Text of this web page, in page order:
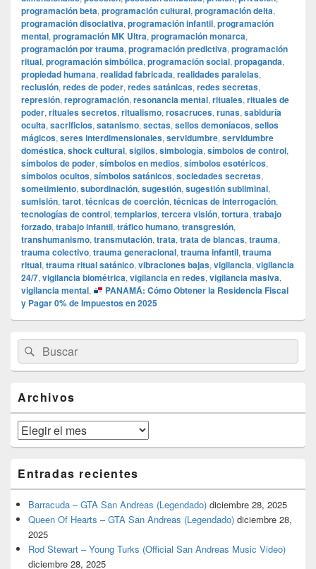
programación beta, programación cultural, programación delta,
programación disociativa, programación infantil, programación
mental, programación MK Ultra, programación monarca,
programación por trauma, programación predictiva, programación
ritual, programación simbólica, programación social, propaganda,
propiedad humana, realidad fabricada, realidades paralelas,
reclusión, redes de poder, redes satánicas, redes secretas,
represión, reprogramación, resonancia mental, rituales, rituales de
poder, rituales secretos, ritualismo, rosacruces, runas, sabiduría
oculta, sacrificios, satanismo, sectas, sellos demoníacos, sellos
mágicos, seres interdimensionales, servidumbre, servidumbre
doméstica, shock cultural, sigilos, simbología, símbolos de control,
símbolos de poder, símbolos en medios, símbolos esotéricos,
símbolos ocultos, símbolos satánicos, sociedades secretas,
sometimiento, subordinación, sugestión, sugestión subliminal,
sumisión, tarot, técnicas de coerción, técnicas de interrogación,
tecnologías de control, templarios, tercera visión, tortura, trabajo
forzado, trabajo infantil, tráfico humano, transgresión,
transhumanismo, transmutación, trata, trata de blancas, trauma,
trauma colectivo, trauma generacional, trauma infantil, trauma
ritual, trauma ritual satánico, vibraciones bajas, vigilancia, vigilancia
24/7, vigilancia biométrica, vigilancia en redes, vigilancia masiva,
vigilancia mental,
PANAMÁ: Cómo Obtener la Residencia Fiscal
y Pagar 0% de Impuestos en 2025
área
de
widget
lateral
primaria
Buscar
por:
Buscar
Archivos
Archivos
Entradas recientes
Barracuda – GTA San Andreas (Legendado) diciembre 28, 2025
Queen Of Hearts – GTA San Andreas (Legendado) diciembre 28,
2025
Rod Stewart – Young Turks (Official San Andreas Music Video)
diciembre 28, 2025